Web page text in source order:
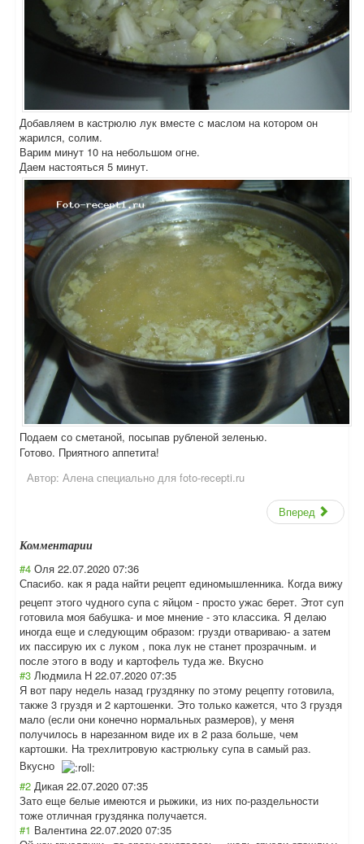
Добавляем в кастрюлю лук вместе с маслом на котором он
жарился, солим.
Варим минут 10 на небольшом огне.
Даем настояться 5 минут.
Подаем со сметаной, посыпав рубленой зеленью.
Готово. Приятного аппетита!
Автор: Алена специально для foto-recepti.ru
Вперед
Комментарии
#4 Оля 22.07.2020 07:36
Спасибо. как я рада найти рецепт единомышленника. Когда вижу
рецепт этого чудного супа с яйцом - просто ужас берет. Этот суп
готовила моя бабушка- и мое мнение - это классика. Я делаю
иногда еще и следующим образом: грузди отвариваю- а затем
их пассирую их с луком , пока лук не станет прозрачным. и
после этого в воду и картофель туда же. Вкусно
#3 Людмила Н 22.07.2020 07:35
Я вот пару недель назад груздянку по этому рецепту готовила,
также 3 груздя и 2 картошенки. Это только кажется, что 3 груздя
мало (если они конечно нормальных размеров), у меня
получилось в нарезанном виде их в 2 раза больше, чем
картошки. На трехлитровую кастрюльку супа в самый раз.
Вкусно
#2 Дикая 22.07.2020 07:35
Зато еще белые имеются и рыжики, из них по-раздельности
тоже отличная груздянка получается.
#1 Валентина 22.07.2020 07:35